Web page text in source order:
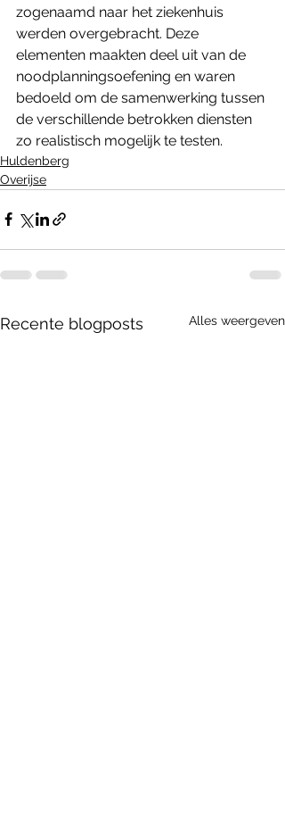
zogenaamd naar het ziekenhuis
werden overgebracht. Deze
elementen maakten deel uit van de
noodplanningsoefening en waren
bedoeld om de samenwerking tussen
de verschillende betrokken diensten
zo realistisch mogelijk te testen.
Huldenberg
Overijse
Recente blogposts Alles weergeven